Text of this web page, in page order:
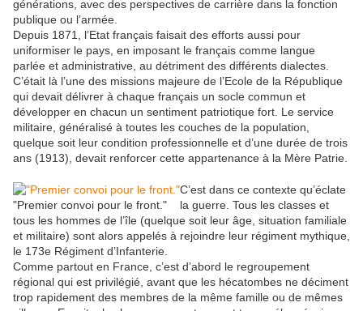
générations, avec des perspectives de carrière dans la fonction
publique ou l’armée.
Depuis 1871, l’Etat français faisait des efforts aussi pour
uniformiser le pays, en imposant le français comme langue
parlée et administrative, au détriment des différents dialectes.
C’était là l’une des missions majeure de l’Ecole de la République
qui devait délivrer à chaque français un socle commun et
développer en chacun un sentiment patriotique fort. Le service
militaire, généralisé à toutes les couches de la population,
quelque soit leur condition professionnelle et d’une durée de trois
ans (1913), devait renforcer cette appartenance à la Mère Patrie.
"Premier convoi pour le front."
C’est dans ce contexte qu’éclate
la guerre. Tous les classes et
tous les hommes de l’île (quelque soit leur âge, situation familiale
et militaire) sont alors appelés à rejoindre leur régiment mythique,
le 173e Régiment d’Infanterie.
Comme partout en France, c’est d’abord le regroupement
régional qui est privilégié, avant que les hécatombes ne déciment
trop rapidement des membres de la même famille ou de mêmes